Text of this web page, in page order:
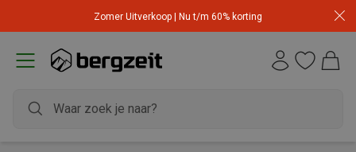
Zomer Uitverkoop | Nu t/m 60% korting